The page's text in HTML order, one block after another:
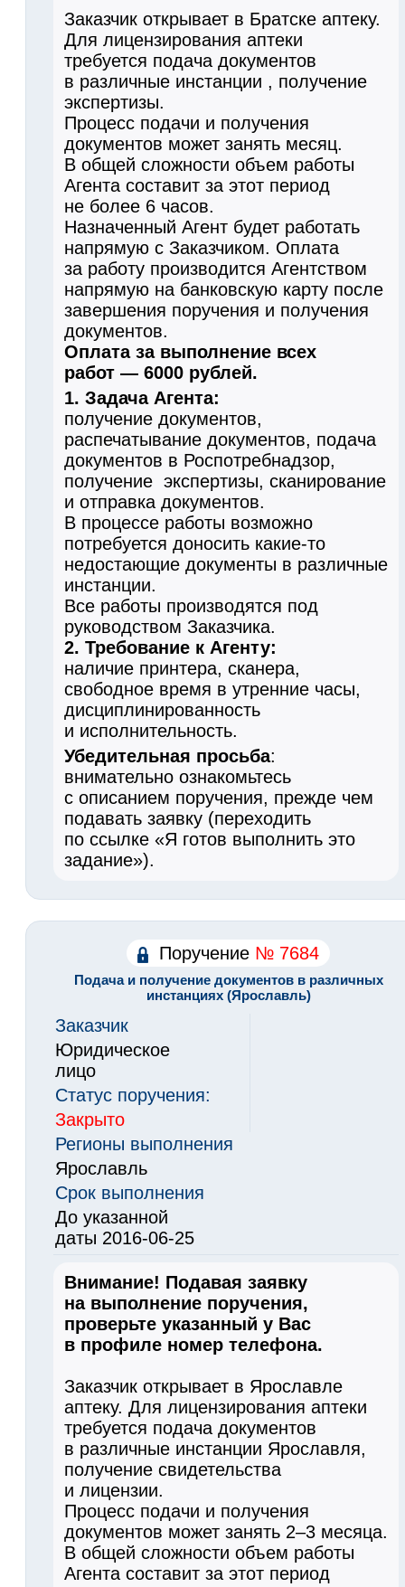
Заказчик открывает в Братске аптеку.
Для лицензирования аптеки
требуется подача документов
в различные инстанции , получение
экспертизы.
Процесс подачи и получения
документов может занять месяц.
В общей сложности объем работы
Агента составит за этот период
не более 6 часов.
Назначенный Агент будет работать
напрямую с Заказчиком. Оплата
за работу производится Агентством
напрямую на банковскую карту после
завершения поручения и получения
документов.
Оплата за выполнение всех
работ — 6000 рублей.
1. Задача Агента:
получение документов,
распечатывание документов, подача
документов в Роспотребнадзор,
получение экспертизы, сканирование
и отправка документов.
В процессе работы возможно
потребуется доносить какие-то
недостающие документы в различные
инстанции.
Все работы производятся под
руководством Заказчика.
2. Требование к Агенту:
наличие принтера, сканера,
свободное время в утренние часы,
дисциплинированность
и исполнительность.
Убедительная просьба:
внимательно ознакомьтесь
с описанием поручения, прежде чем
подавать заявку (переходить
по ссылке «Я готов выполнить это
задание»).
Поручение № 7684
Подача и получение документов в различных
инстанциях (Ярославль)
Заказчик
Юридическое
лицо
Статус поручения:
Закрыто
Регионы выполнения
Ярославль
Срок выполнения
До указанной
даты 2016-06-25
Внимание! Подавая заявку
на выполнение поручения,
проверьте указанный у Вас
в профиле номер телефона.
Заказчик открывает в Ярославле
аптеку. Для лицензирования аптеки
требуется подача документов
в различные инстанции Ярославля,
получение свидетельства
и лицензии.
Процесс подачи и получения
документов может занять 2–3 месяца.
В общей сложности объем работы
Агента составит за этот период